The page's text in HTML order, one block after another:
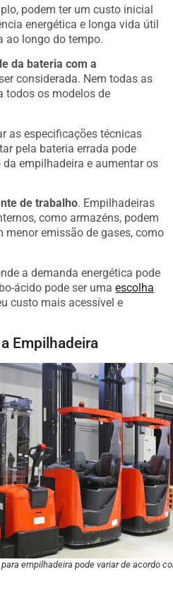
podem ter um custo inicial
energética e longa vida útil
ao longo do tempo.
da bateria com a
considerada. Nem todas as
todos os modelos de
as especificações técnicas
pela bateria errada pode
empilhadeira e aumentar os
de trabalho. Empilhadeiras
como armazéns, podem
menor emissão de gases, como
a demanda energética pode
ácido pode ser umaescolha
custo mais acessível e
Empilhadeira
empilhadeira pode variar de acordo